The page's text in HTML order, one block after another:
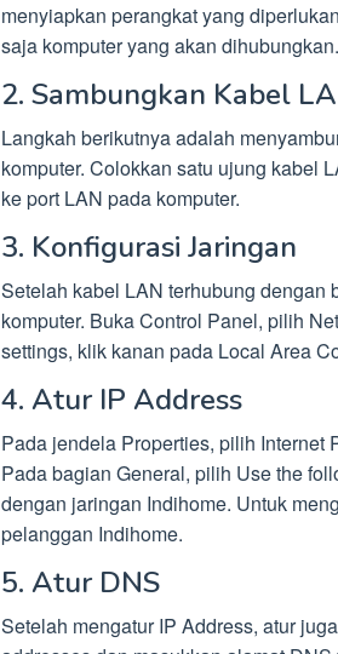
menyiapkan perangkat yang
saja komputer yang akan dihubungkan.
2. Sambungkan Kabel
Langkah berikutnya adalah
komputer. Colokkan satu ujung kabel
ke port LAN pada komputer.
3. Konfigurasi Jaringan
Setelah kabel LAN terhubung dengan
komputer. Buka Control Panel, pilih
settings, klik kanan pada Local Area
4. Atur IP Address
Pada jendela Properties, pilih Internet
Pada bagian General, pilih Use the
dengan jaringan Indihome. Untuk
pelanggan Indihome.
5. Atur DNS
Setelah mengatur IP Address, atur